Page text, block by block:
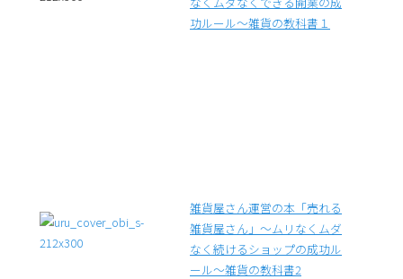
功ルール～雑貨の教科書１
雑貨屋さん運営の本「売れる
雑貨屋さん」～ムリなくムダ
なく続けるショップの成功ル
ール～雑貨の教科書2